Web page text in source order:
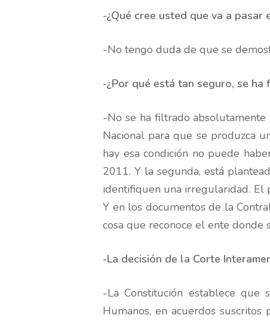
-¿Qué cree usted que va a pasar
-No tengo duda de que se
-¿Por qué está tan seguro, se
-No se ha filtrado absolutamente
Nacional para que se produzca
hay esa condición no puede
2011. Y la segunda, está
identifiquen una irregularidad. El
Y en los documentos de la
cosa que reconoce el ente donde
-La decisión de la Corte
-La Constitución establece
Humanos, en acuerdos